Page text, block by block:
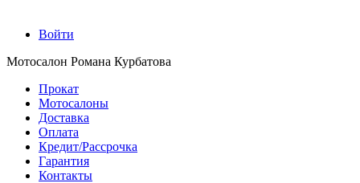
Войти
Мотосалон Романа Курбатова
Прокат
Мотосалоны
Доставка
Оплата
Кредит/Рассрочка
Гарантия
Контакты